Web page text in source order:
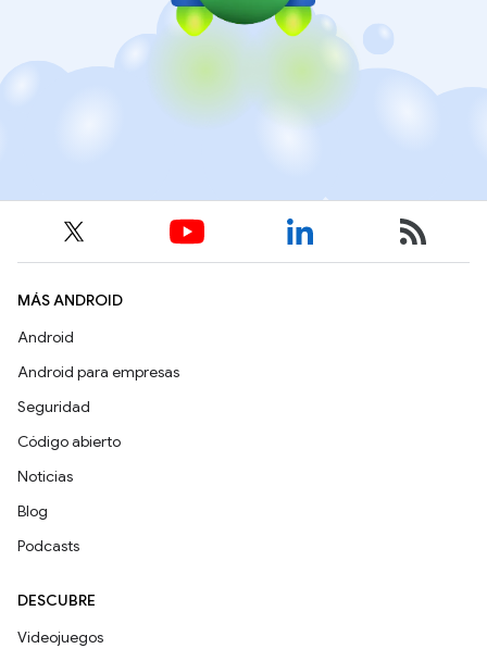
MÁS ANDROID
Android
Android para empresas
Seguridad
Código abierto
Noticias
Blog
Podcasts
DESCUBRE
Videojuegos